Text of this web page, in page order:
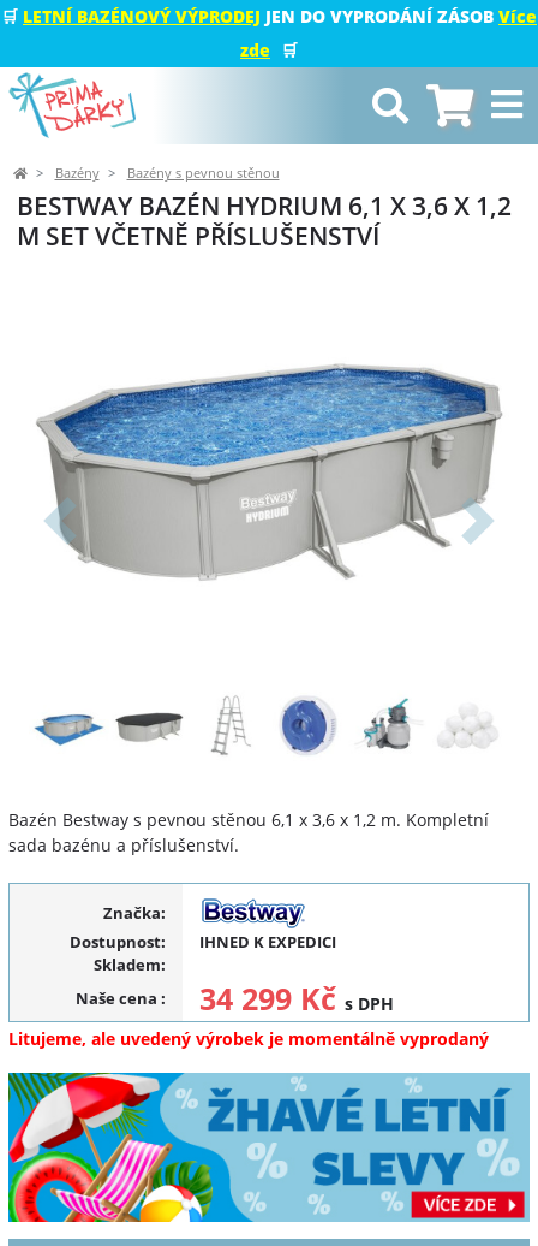
🛒 LETNÍ BAZÉNOVÝ VÝPRODEJ JEN DO VYPRODÁNÍ ZÁSOB Více
zde
🛒
Bazény Bazény s pevnou stěnou
BESTWAY BAZÉN HYDRIUM 6,1 X 3,6 X 1,2
M SET VČETNĚ PŘÍSLUŠENSTVÍ
Předchozí Další
Bazén Bestway s pevnou stěnou 6,1 x 3,6 x 1,2 m. Kompletní
sada bazénu a příslušenství.
Značka:
Dostupnost:
IHNED K EXPEDICI
Skladem:
Naše cena : 34 299 Kč s DPH
Litujeme, ale uvedený výrobek je momentálně vyprodaný